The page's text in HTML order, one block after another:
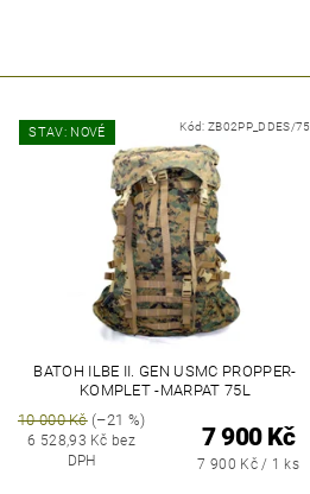
STAV: NOVÉ Kód: ZB02PP_DDES/75
BATOH ILBE II. GEN USMC PROPPER-
KOMPLET -MARPAT 75L
10 000 Kč(–21 %)
6 528,93 Kč bez
DPH
7 900 Kč
7 900 Kč / 1 ks